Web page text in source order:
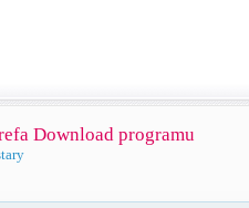
Download programu